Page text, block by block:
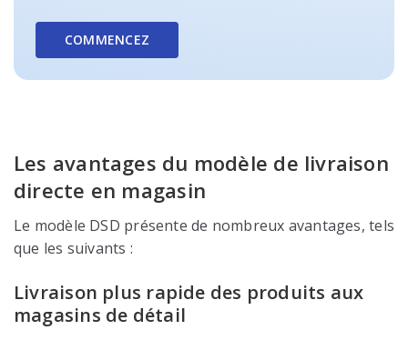
COMMENCEZ
Les avantages du modèle de livraison
directe en magasin
Le modèle DSD présente de nombreux avantages, tels
que les suivants :
Livraison plus rapide des produits aux
magasins de détail